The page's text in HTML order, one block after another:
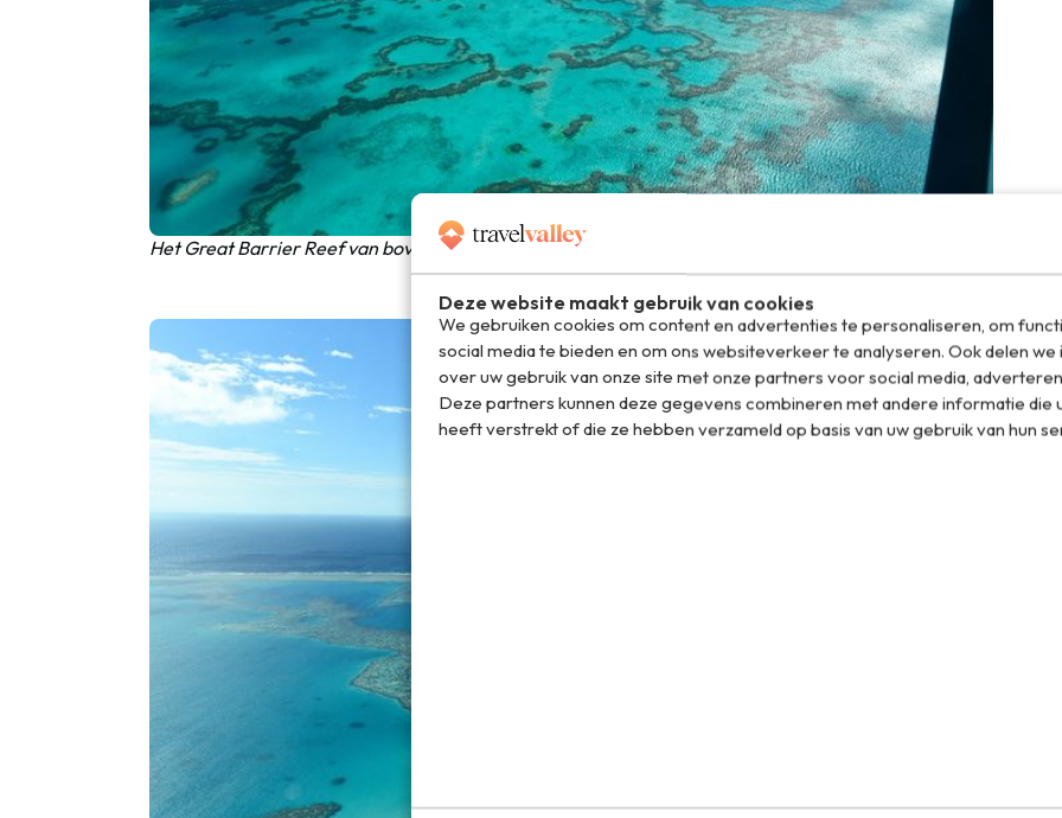
Deze website maakt gebruik van cookies
We gebruiken cookies om content en advertenties te personaliseren, om
social media te bieden en om ons websiteverkeer te analyseren. Ook delen
over uw gebruik van onze site met onze partners voor social media,
Deze partners kunnen deze gegevens combineren met andere informatie die
heeft verstrekt of die ze hebben verzameld op basis van uw gebruik van hun
Het Great Barrier Reef van bovenaf: een wereldwonder